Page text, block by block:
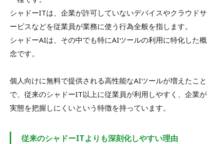
シャドーITは、企業が許可していないデバイスやクラウドサ
ービスなどを従業員が業務に使う行為全般を指します。
シャドーAIは、その中でも特にAIツールの利用に特化した概
念です。
個人向けに無料で提供される高性能なAIツールが増えたこと
で、従来のシャドーIT以上に従業員が利用しやすく、企業が
実態を把握しにくいという特徴を持っています。
従来のシャドーITよりも深刻化しやすい理由